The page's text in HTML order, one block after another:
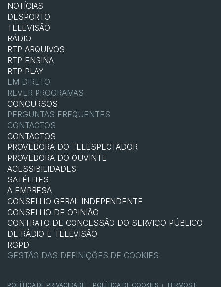
NOTÍCIAS
DESPORTO
TELEVISÃO
RÁDIO
RTP ARQUIVOS
RTP ENSINA
RTP PLAY
EM DIRETO
REVER PROGRAMAS
CONCURSOS
PERGUNTAS FREQUENTES
CONTACTOS
CONTACTOS
PROVEDORA DO TELESPECTADOR
PROVEDORA DO OUVINTE
ACESSIBILIDADES
SATÉLITES
A EMPRESA
CONSELHO GERAL INDEPENDENTE
CONSELHO DE OPINIÃO
CONTRATO DE CONCESSÃO DO SERVIÇO PÚBLICO
DE RÁDIO E TELEVISÃO
RGPD
GESTÃO DAS DEFINIÇÕES DE COOKIES
POLÍTICA DE PRIVACIDADE POLÍTICA DE COOKIES TERMOS E